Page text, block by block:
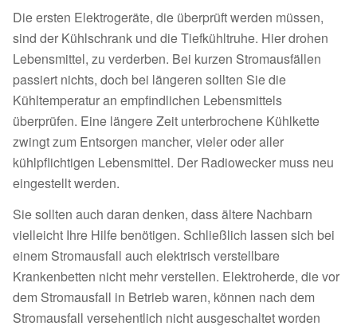
Die ersten Elektrogeräte, die überprüft werden müssen,
sind der Kühlschrank und die Tiefkühltruhe. Hier drohen
Lebensmittel, zu verderben. Bei kurzen Stromausfällen
passiert nichts, doch bei längeren sollten Sie die
Kühltemperatur an empfindlichen Lebensmittels
überprüfen. Eine längere Zeit unterbrochene Kühlkette
zwingt zum Entsorgen mancher, vieler oder aller
kühlpflichtigen Lebensmittel. Der Radiowecker muss neu
eingestellt werden.
Sie sollten auch daran denken, dass ältere Nachbarn
vielleicht Ihre Hilfe benötigen. Schließlich lassen sich bei
einem Stromausfall auch elektrisch verstellbare
Krankenbetten nicht mehr verstellen. Elektroherde, die vor
dem Stromausfall in Betrieb waren, können nach dem
Stromausfall versehentlich nicht ausgeschaltet worden